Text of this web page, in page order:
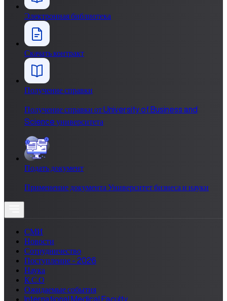
Электронная библиотека
Скачать контракт
Получение справки
Получение справки от University of Business and
Science университета
Подать документ
Применение документа Университет бизнеса и науки
СМИ
Новости
Сотрудничество
Поступление - 2026
Наука
К.С.О
Ожидаемые события
International Medical Faculty